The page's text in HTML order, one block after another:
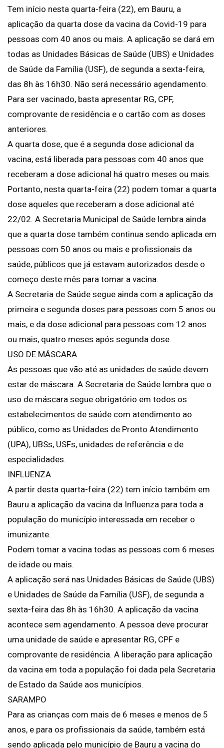
Tem início nesta quarta-feira (22), em Bauru, a
aplicação da quarta dose da vacina da Covid-19 para
pessoas com 40 anos ou mais. A aplicação se dará em
todas as Unidades Básicas de Saúde (UBS) e Unidades
de Saúde da Família (USF), de segunda a sexta-feira,
das 8h às 16h30. Não será necessário agendamento.
Para ser vacinado, basta apresentar RG, CPF,
comprovante de residência e o cartão com as doses
anteriores.
A quarta dose, que é a segunda dose adicional da
vacina, está liberada para pessoas com 40 anos que
receberam a dose adicional há quatro meses ou mais.
Portanto, nesta quarta-feira (22) podem tomar a quarta
dose aqueles que receberam a dose adicional até
22/02. A Secretaria Municipal de Saúde lembra ainda
que a quarta dose também continua sendo aplicada em
pessoas com 50 anos ou mais e profissionais da
saúde, públicos que já estavam autorizados desde o
começo deste mês para tomar a vacina.
A Secretaria de Saúde segue ainda com a aplicação da
primeira e segunda doses para pessoas com 5 anos ou
mais, e da dose adicional para pessoas com 12 anos
ou mais, quatro meses após segunda dose.
USO DE MÁSCARA
As pessoas que vão até as unidades de saúde devem
estar de máscara. A Secretaria de Saúde lembra que o
uso de máscara segue obrigatório em todos os
estabelecimentos de saúde com atendimento ao
público, como as Unidades de Pronto Atendimento
(UPA), UBSs, USFs, unidades de referência e de
especialidades.
INFLUENZA
A partir desta quarta-feira (22) tem início também em
Bauru a aplicação da vacina da Influenza para toda a
população do município interessada em receber o
imunizante.
Podem tomar a vacina todas as pessoas com 6 meses
de idade ou mais.
A aplicação será nas Unidades Básicas de Saúde (UBS)
e Unidades de Saúde da Família (USF), de segunda a
sexta-feira das 8h às 16h30. A aplicação da vacina
acontece sem agendamento. A pessoa deve procurar
uma unidade de saúde e apresentar RG, CPF e
comprovante de residência. A liberação para aplicação
da vacina em toda a população foi dada pela Secretaria
de Estado da Saúde aos municípios.
SARAMPO
Para as crianças com mais de 6 meses e menos de 5
anos, e para os profissionais da saúde, também está
sendo aplicada pelo município de Bauru a vacina do